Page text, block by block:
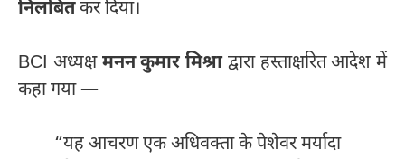
निलंबितकर दिया।
BCI अध्यक्षमनन कुमार मिश्राद्वारा हस्ताक्षरित आदेश में
कहा गया —
“यह आचरण एक अधिवक्ता के पेशेवर मर्यादा